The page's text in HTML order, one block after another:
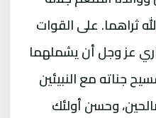
ثراهما. على القوات
عز وجل أن يشملهما
جناته مع النبيئين
وحسن أولئك